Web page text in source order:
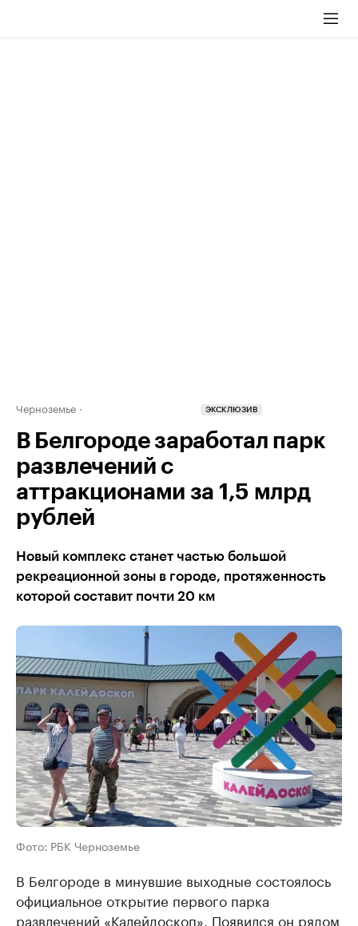
Черноземье ЭКСКЛЮЗИВ
В Белгороде заработал парк
развлечений с
аттракционами за 1,5 млрд
рублей
Новый комплекс станет частью большой
рекреационной зоны в городе, протяженность
которой составит почти 20 км
Фото: РБК Черноземье
В Белгороде в минувшие выходные состоялось
официальное открытие первого парка
развлечений «Калейдоскоп». Появился он рядом